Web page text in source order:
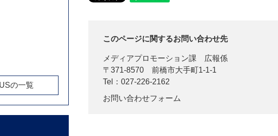
このページに関するお問い合わせ先
メディアプロモーション課
広報係
〒371-8570
前橋市大手町1-1-1
Tel：027-226-2162
お問い合わせフォーム
の一覧